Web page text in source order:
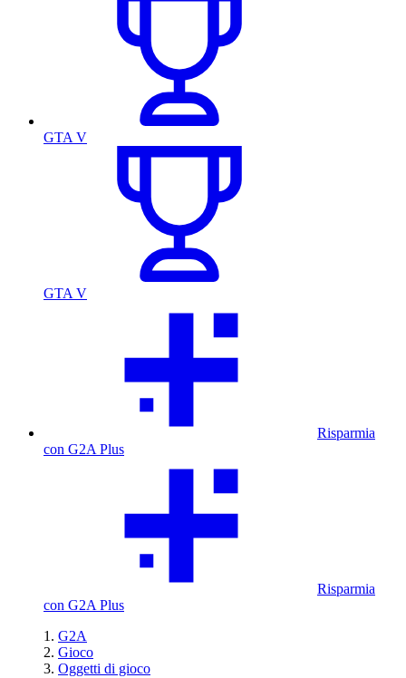
GTA V
GTA V
Risparmia
con G2A Plus
Risparmia
con G2A Plus
G2A
Gioco
Oggetti di gioco